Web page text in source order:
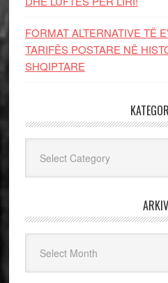
FORMAT ALTERNATIVE TË
TARIFËS POSTARE NË
SHQIPTARE
ARKIV